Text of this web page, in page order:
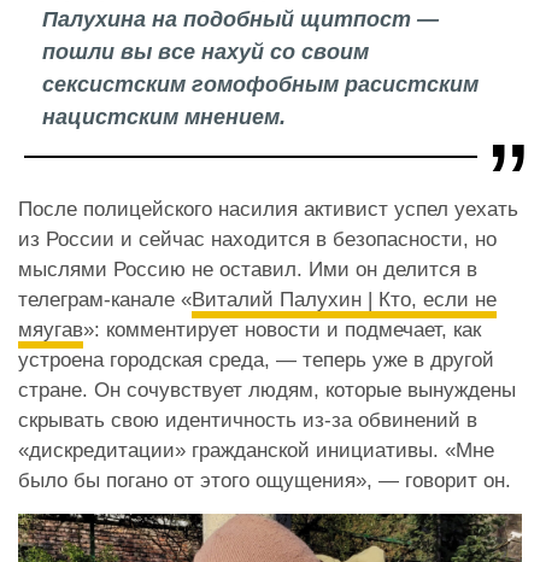
Палухина на подобный щитпост —
пошли вы все нахуй со своим
сексистским гомофобным расистским
нацистским мнением.
После полицейского насилия активист успел уехать
из России и сейчас находится в безопасности, но
мыслями Россию не оставил. Ими он делится в
телеграм-канале «Виталий Палухин | Кто, если не
мяугав»: комментирует новости и подмечает, как
устроена городская среда, — теперь уже в другой
стране. Он сочувствует людям, которые вынуждены
скрывать свою идентичность из-за обвинений в
«дискредитации» гражданской инициативы. «Мне
было бы погано от этого ощущения», — говорит он.